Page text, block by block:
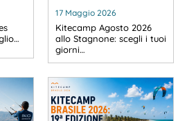
17 Maggio 2026
Kitecamp Agosto 2026
allo Stagnone: scegli i tuoi
giorni…